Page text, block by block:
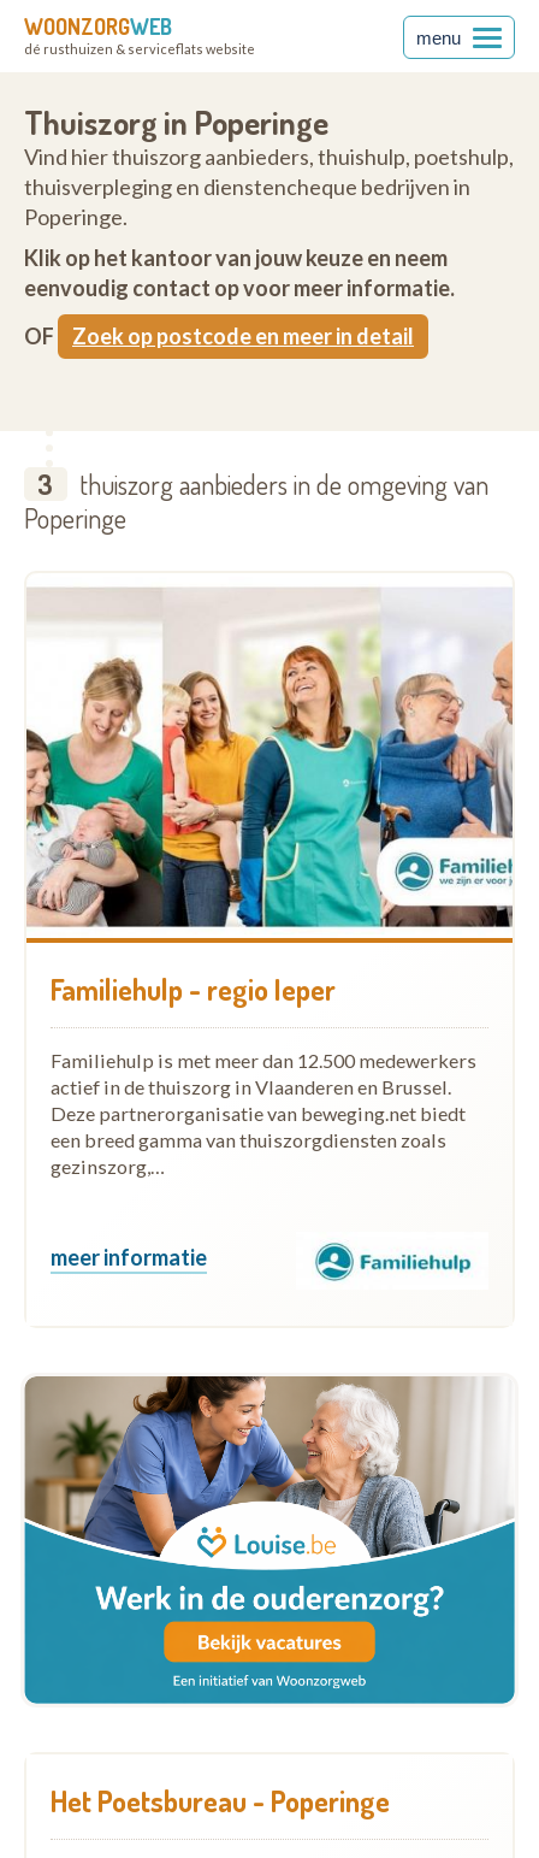
WOONZORGWEB
dé rusthuizen & serviceflats website
menu
Thuiszorg in Poperinge
Vind hier thuiszorg aanbieders, thuishulp, poetshulp,
thuisverpleging en dienstencheque bedrijven in
Poperinge.
Klik op het kantoor van jouw keuze en neem
eenvoudig contact op voor meer informatie.
OF
Zoek op postcode en meer in detail
3
thuiszorg aanbieders in de omgeving van
Poperinge
Familiehulp - regio Ieper
Familiehulp is met meer dan 12.500 medewerkers
actief in de thuiszorg in Vlaanderen en Brussel.
Deze partnerorganisatie van beweging.net biedt
een breed gamma van thuiszorgdiensten zoals
gezinszorg,…
meer informatie
Het Poetsbureau - Poperinge